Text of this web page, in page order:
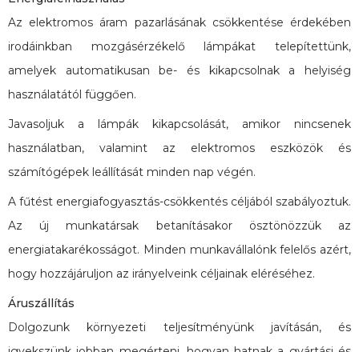
Az elektromos áram pazarlásának csökkentése érdekében
irodáinkban mozgásérzékelő lámpákat telepítettünk,
amelyek automatikusan be- és kikapcsolnak a helyiség
használatától függően.
Javasoljuk a lámpák kikapcsolását, amikor nincsenek
használatban, valamint az elektromos eszközök és
számítógépek leállítását minden nap végén.
A fűtést energiafogyasztás-csökkentés céljából szabályoztuk.
Az új munkatársak betanításakor ösztönözzük az
energiatakarékosságot. Minden munkavállalónk felelős azért,
hogy hozzájáruljon az irányelveink céljainak eléréséhez.
Áruszállítás
Dolgozunk környezeti teljesítményünk javításán, és